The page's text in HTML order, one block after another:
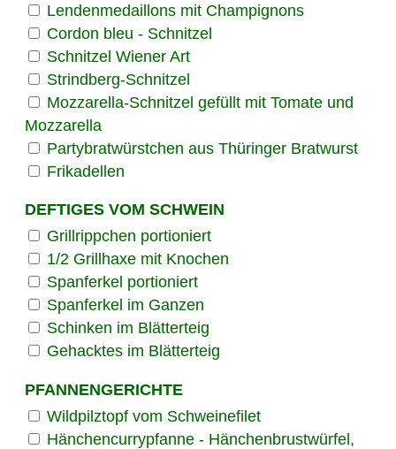
Lendenmedaillons mit Champignons
Cordon bleu - Schnitzel
Schnitzel Wiener Art
Strindberg-Schnitzel
Mozzarella-Schnitzel gefüllt mit Tomate und
Mozzarella
Partybratwürstchen aus Thüringer Bratwurst
Frikadellen
DEFTIGES VOM SCHWEIN
Grillrippchen portioniert
1/2 Grillhaxe mit Knochen
Spanferkel portioniert
Spanferkel im Ganzen
Schinken im Blätterteig
Gehacktes im Blätterteig
PFANNENGERICHTE
Wildpilztopf vom Schweinefilet
Hänchencurrypfanne - Hänchenbrustwürfel,